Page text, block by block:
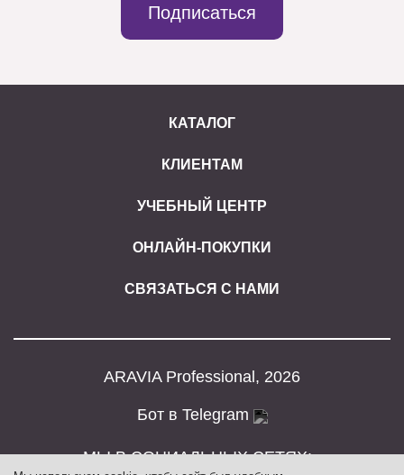
Подписаться
КАТАЛОГ
КЛИЕНТАМ
УЧЕБНЫЙ ЦЕНТР
ОНЛАЙН-ПОКУПКИ
СВЯЗАТЬСЯ С НАМИ
ARAVIA Professional, 2026
Бот в Telegram
МЫ В СОЦИАЛЬНЫХ СЕТЯХ: